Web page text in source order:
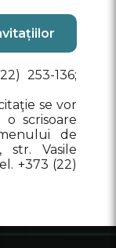
253-136;
se vor
scrisoare
de
str. Vasile
+373 (22)